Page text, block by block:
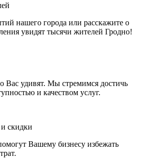
нашего города или расскажите о
увидят тысячи жителей Гродно!
удивят. Мы стремимся достичь
и качеством услуг.
скидки
Вашему бизнесу избежать